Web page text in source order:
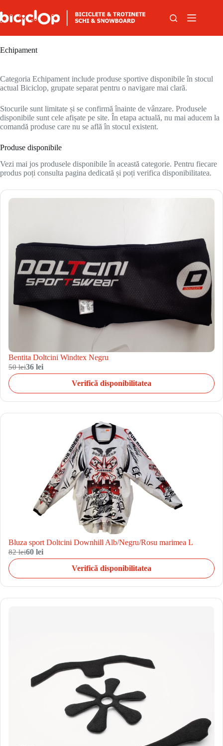
Echipament
Categoria Echipament include produse sportive disponibile în stocul
actual Biciclop, grupate separat pentru o navigare mai clară.
Stocurile sunt limitate și se confirmă înainte de vânzare. Produsele
disponibile sunt cele afișate pe site. În etapa actuală, nu mai aducem la
comandă produse care nu se află în stocul existent.
Produse disponibile
Vezi mai jos produsele disponibile în această categorie. Pentru fiecare
produs poți consulta pagina dedicată și poți verifica disponibilitatea.
Bentita Doltcini Windtex Negru
50 lei36 lei
Verifică disponibilitatea
Bluza sport Doltcini Downhill Alb/Negru/Rosu marimea L
82 lei60 lei
Verifică disponibilitatea